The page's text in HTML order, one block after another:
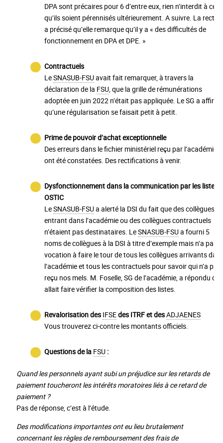
DPA sont précaires pour 6 d’entre eux, rien n’interdit à ce
qu’ils soient pérennisés ultérieurement. A suivre. La
a précisé qu’elle remarque qu’il y a « des difficultés de
fonctionnement en DPA et DPE. »
Contractuels
LeSNASUB-FSUavait fait remarquer, à travers la
déclaration de la FSU, que la grille de rémunérations
adoptée en juin 2022 n’était pas appliquée. Le SG a affirmé
qu’une régularisation se faisait petit à petit.
Prime de pouvoir d’achat exceptionnelle
Des erreurs dans le fichier ministériel reçu par l’académie
ont été constatées. Des rectifications à venir.
Dysfonctionnement dans la communication par les listes
OSTIC
LeSNASUB-FSUa alerté la DSI du fait que des collègues
entrant dans l’académie ou des collègues contractuels
n’étaient pas destinataires. LeSNASUB-FSUa fourni 5
noms de collègues à la DSI à titre d’exemple mais n’a pas
vocation à faire le tour de tous les collègues arrivants
l’académie et tous les contractuels pour savoir qui n’a pas
reçu nos mels. M. Foselle, SG de l’académie, a répondu
allait faire vérifier la composition des listes.
Revalorisation des IFSEdes ITRF et desADJAENES
Vous trouverez ci-contre les montants officiels.
Questions de la FSU:
Quand les personnels ayant subi un préjudice sur les retards de
paiement toucheront les intérêts moratoires liés à ce retard de
paiement ?
Pas de réponse, c’est à l’étude.
Des modifications importantes ont eu lieu brutalement
concernant les règles de remboursement des frais de